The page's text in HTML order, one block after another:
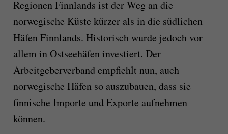
Regionen Finnlands ist der Weg an die
norwegische Küste kürzer als in die südlichen
Häfen Finnlands. Historisch wurde jedoch vor
allem in Ostseehäfen investiert. Der
Arbeitgeberverband empfiehlt nun, auch
norwegische Häfen so auszubauen, dass sie
finnische Importe und Exporte aufnehmen
können.